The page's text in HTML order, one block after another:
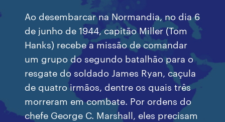
Ao desembarcar na Normandia, no dia 6
de junho de 1944, capitão Miller (Tom
Hanks) recebe a missão de comandar
um grupo do segundo batalhão para o
resgate do soldado James Ryan, caçula
de quatro irmãos, dentre os quais três
morreram em combate. Por ordens do
chefe George C. Marshall, eles precisam